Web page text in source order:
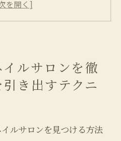
に高品質！立川市のネイ
ロンで受けられるお得な
で人気のネイルサロン特
ルサロンを徹
き出すテクニ
ルサロンを見つける方法